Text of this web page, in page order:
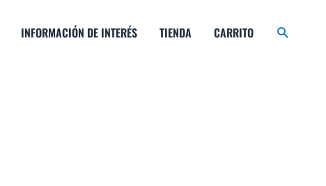
INFORMACIÓN DE INTERÉS TIENDA CARRITO Buscar